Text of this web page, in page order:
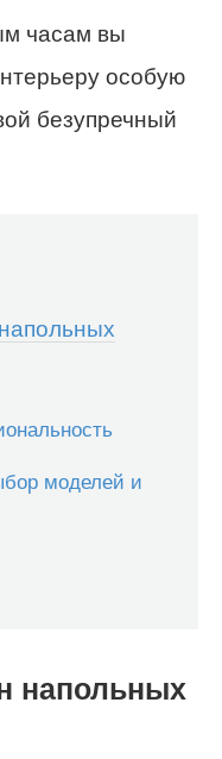
часам вы
особую
безупречный
моделей и
напольных